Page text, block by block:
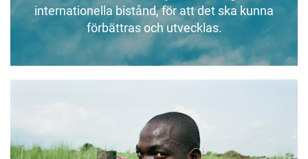
internationella bistånd, för att det ska kunna
förbättras och utvecklas.